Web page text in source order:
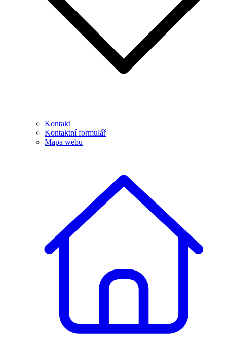
Kontakt
Kontaktní formulář
Mapa webu